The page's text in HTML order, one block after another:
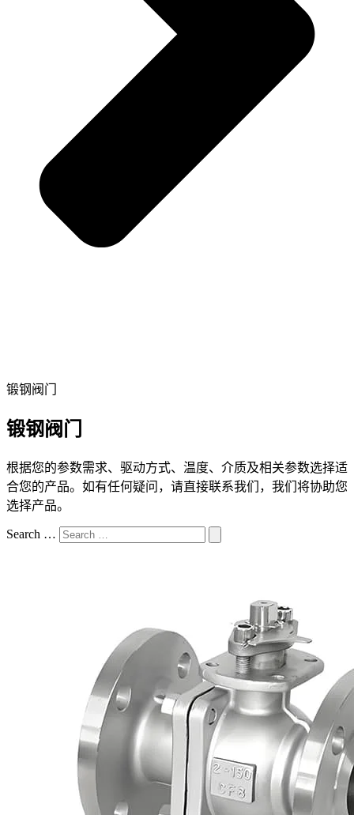
锻钢阀门
锻钢阀门
根据您的参数需求、驱动方式、温度、介质及相关参数选择适
合您的产品。如有任何疑问，请直接联系我们，我们将协助您
选择产品。
Search …